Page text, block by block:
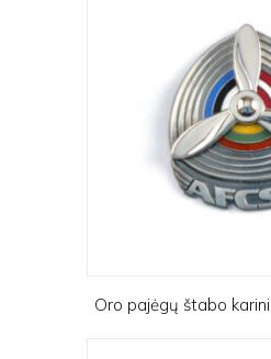
Oro pajėgų štabo